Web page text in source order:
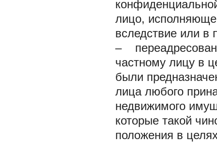
лицо,
вследствие или в
–
частному лицу в
были
лица любого
недвижимого
которые такой
положения в